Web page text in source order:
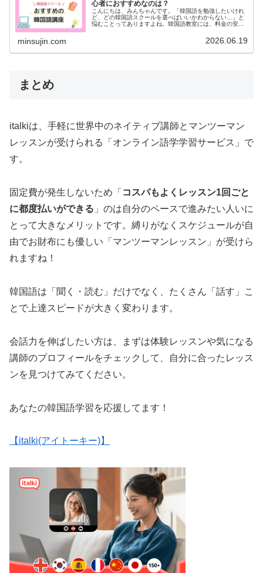
心者におすすめなのは？
こんにちは、みんちゃんです。「韓国語を勉強したいけれ
ど、どの韓国語スクールを選べばいいかわからない…」と
悩むことってありますよね。韓国語教室には、料金の安さ
minsujin.com 2026.06.19
まとめ
italkiは、手軽に世界中のネイティブ講師とマンツーマン
レッスンが受けられる「オンライン語学学習サービス」で
す。
固定費が発生しないため「 コスパもよくレッスン1回ごと
に都度払いができる 」のは自分のペースで進みたい人いに
とって大きなメリットです。縛りがなくスケジュールが自
由でお財布にも優しい「マンツーマンレッスン」が受けら
れますね！
韓国語は「聞く・読む」だけでなく、たくさん「話す」こ
とで上達スピードが大きく変わります。
会話力を伸ばしたい方は、まずは体験レッスンや気になる
講師のプロフィールをチェックして、自分に合ったレッス
ンを見つけてみてください。
あなたの韓国語学習を応援してます！
【italki(アイトーキー)】